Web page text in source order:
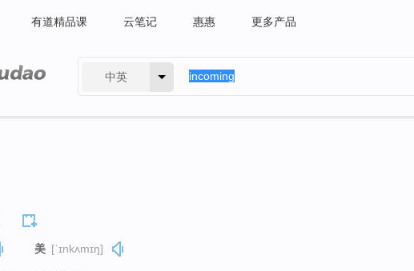
有道精品课 云笔记 惠惠 更多产品
中英
美 [ˈɪnkʌmɪŋ]